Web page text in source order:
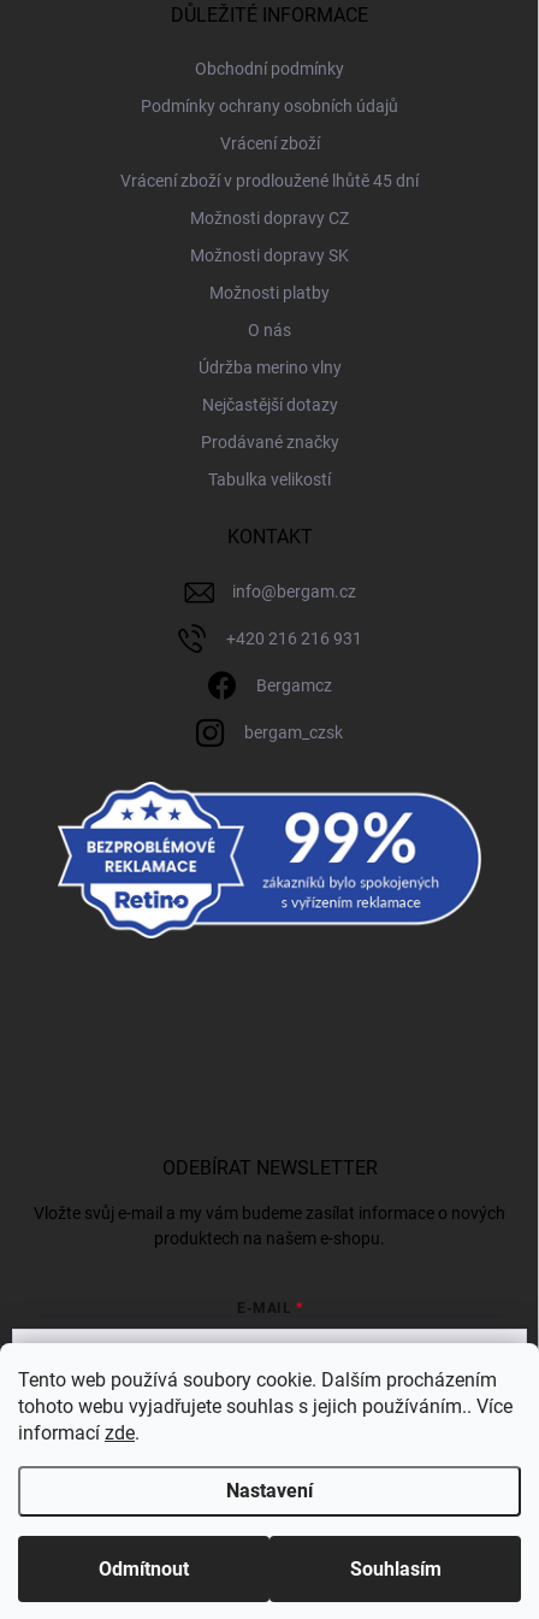
Tento web používá soubory cookie. Dalším procházením
tohoto webu vyjadřujete souhlas s jejich používáním.. Více
informací zde.
Nastavení
Odmítnout Souhlasím
DŮLEŽITÉ INFORMACE
Obchodní podmínky
Podmínky ochrany osobních údajů
Vrácení zboží
Vrácení zboží v prodloužené lhůtě 45 dní
Možnosti dopravy CZ
Možnosti dopravy SK
Možnosti platby
O nás
Údržba merino vlny
Nejčastější dotazy
Prodávané značky
Tabulka velikostí
KONTAKT
info@bergam.cz
+420 216 216 931
Bergamcz
bergam_czsk
ODEBÍRAT NEWSLETTER
Vložte svůj e-mail a my vám budeme zasílat informace o nových
produktech na našem e-shopu.
E-MAIL
Vložením e-mailu souhlasíte s
Přihlásit se
Vytvořil Shoptet Premium
Copyright 2026 . Všechna práva vyhrazena.